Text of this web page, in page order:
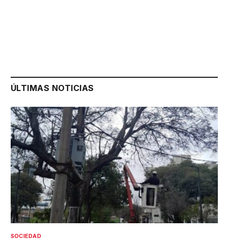
ÚLTIMAS NOTICIAS
SOCIEDAD